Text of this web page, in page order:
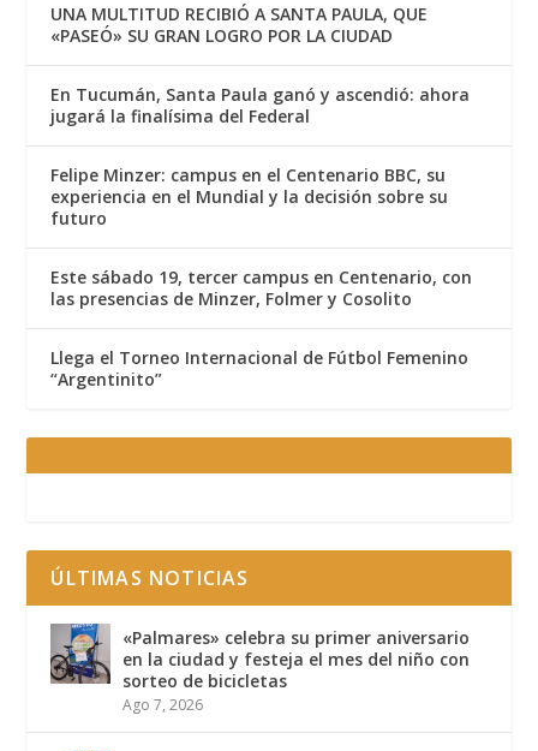
UNA MULTITUD RECIBIÓ A SANTA PAULA, QUE
«PASEÓ» SU GRAN LOGRO POR LA CIUDAD
En Tucumán, Santa Paula ganó y ascendió: ahora
jugará la finalísima del Federal
Felipe Minzer: campus en el Centenario BBC, su
experiencia en el Mundial y la decisión sobre su
futuro
Este sábado 19, tercer campus en Centenario, con
las presencias de Minzer, Folmer y Cosolito
Llega el Torneo Internacional de Fútbol Femenino
“Argentinito”
ÚLTIMAS NOTICIAS
«Palmares» celebra su primer aniversario
en la ciudad y festeja el mes del niño con
sorteo de bicicletas
Ago 7, 2026